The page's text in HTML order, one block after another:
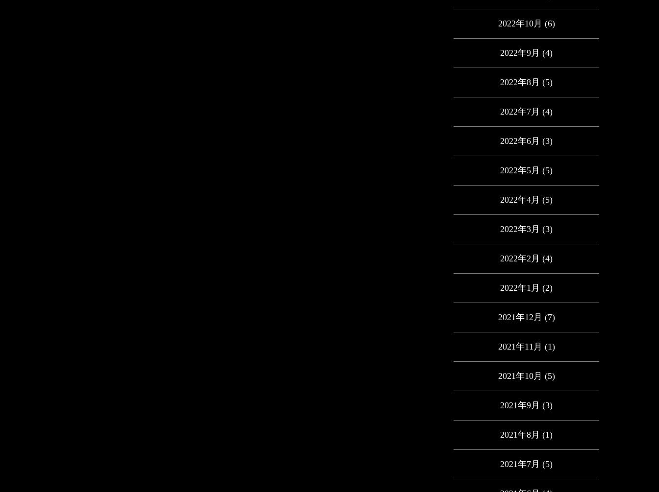
2022年10月 (6)
2022年9月 (4)
2022年8月 (5)
2022年7月 (4)
2022年6月 (3)
2022年5月 (5)
2022年4月 (5)
2022年3月 (3)
2022年2月 (4)
2022年1月 (2)
2021年12月 (7)
2021年11月 (1)
2021年10月 (5)
2021年9月 (3)
2021年8月 (1)
2021年7月 (5)